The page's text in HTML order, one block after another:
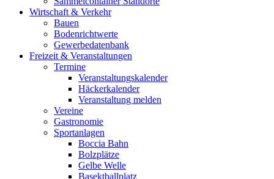
Wirtschaft & Verkehr
Bauen
Bodenrichtwerte
Gewerbedatenbank
Freizeit & Veranstaltungen
Termine
Veranstaltungskalender
Häckerkalender
Veranstaltung melden
Vereine
Gastronomie
Sportanlagen
Boccia Bahn
Bolzplätze
Gelbe Welle
Basektballplatz